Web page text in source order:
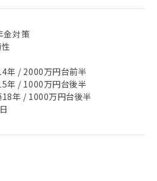
金対策
年 / 2000万円台前半
年 / 1000万円台後半
年 / 1000万円台後半